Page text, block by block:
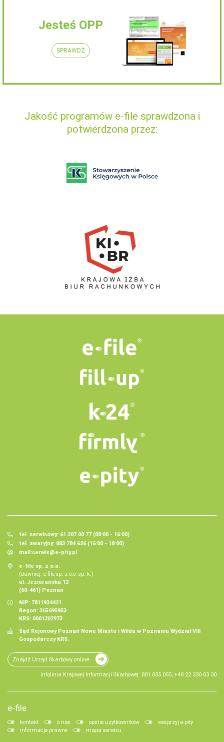
Jesteś OPP
SPRAWDŹ
Jakość programów e-file sprawdzona i
potwierdzona przez:
tel. serwisowy: 61 307 00 77 (08:00 - 16:00)
tel. awaryjny: 883 784 626 (16:00 - 18:00)
mail:serwis@e-pity.pl
e-file sp. z o.o.
(dawniej: e-file sp. z o.o. sp. k.)
ul. Jeziorańska 12
(60-461) Poznań
NIP: 7811934421
Regon: 365695953
KRS: 0001202973
Sąd Rejonowy Poznań Nowe Miasto i Wilda w Poznaniu Wydział VIII
Gospodarczy KRS.
Znajdź Urząd Skarbowy online
Infolinia Krajowej Informacji Skarbowej: 801 055 055, +48 22 330 03 30
e-file
kontakt o nas opinie użytkowników
wesprzyj e-pity
informacje prawne
mapa serwisu